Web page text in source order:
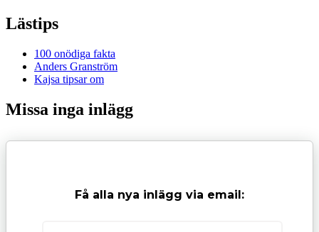
Lästips
100 onödiga fakta
Anders Granström
Kajsa tipsar om
Missa inga inlägg
Få alla nya inlägg via email: